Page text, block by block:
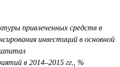
привлеченных средств в
инвестиций в основной
в 2014–2015 гг., %